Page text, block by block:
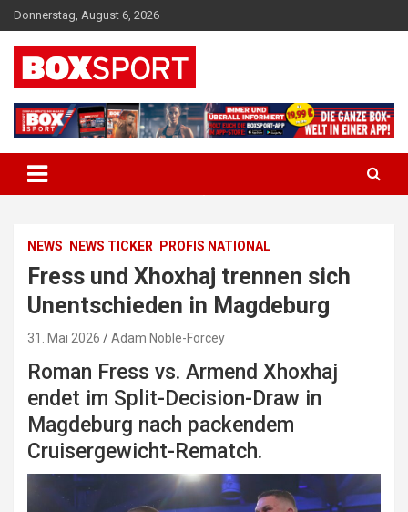
Skip
to
content
Donnerstag, August 6, 2026
BOXSPORT
NEWS NEWS TICKER PROFIS NATIONAL
Fress und Xhoxhaj trennen sich
Unentschieden in Magdeburg
31. Mai 2026 Adam Noble-Forcey
Roman Fress vs. Armend Xhoxhaj
endet im Split-Decision-Draw in
Magdeburg nach packendem
Cruisergewicht-Rematch.